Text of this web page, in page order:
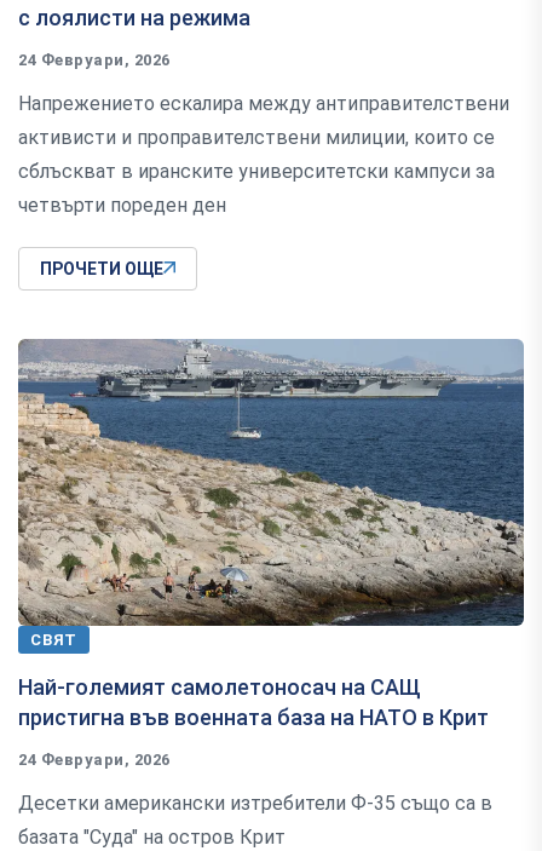
с лоялисти на режима
24 Февруари, 2026
Напрежението ескалира между антиправителствени
активисти и проправителствени милиции, които се
сблъскват в иранските университетски кампуси за
четвърти пореден ден
ПРОЧЕТИ ОЩЕ
СВЯТ
Най-големият самолетоносач на САЩ
пристигна във военната база на НАТО в Крит
24 Февруари, 2026
Десетки американски изтребители Ф-35 също са в
базата "Суда" на остров Крит